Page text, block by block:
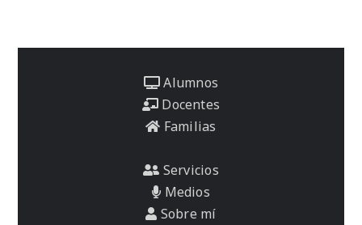
Alumnos
Docentes
Familias
Servicios
Medios
Sobre mí